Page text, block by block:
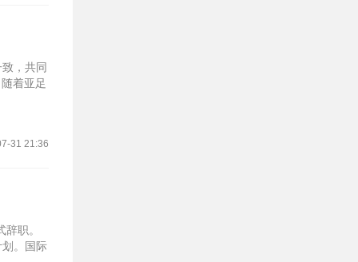
，共同
着亚足
31 21:36
职。
。国际